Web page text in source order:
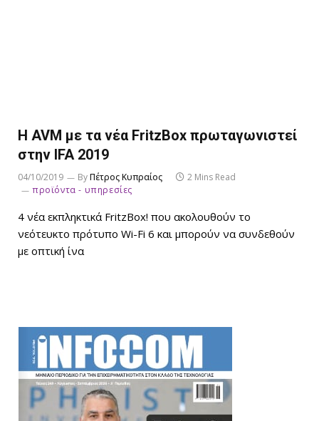
H AVM με τα νέα FritzBox πρωταγωνιστεί
στην IFA 2019
04/10/2019 ByΠέτρος Κυπραίος
2 Mins Read
προϊόντα - υπηρεσίες
4 νέα εκπληκτικά FritzBox! που ακολουθούν το
νεότευκτο πρότυπο Wi-Fi 6 και μπορούν να συνδεθούν
με οπτική ίνα